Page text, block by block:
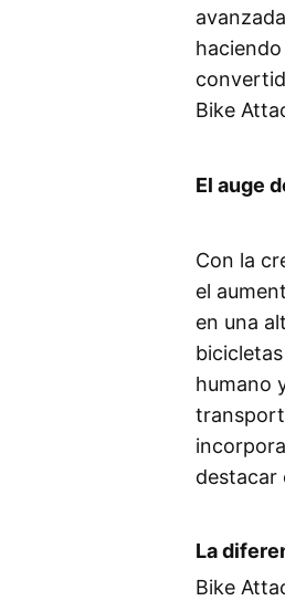
Bike
El auge
Con la
el
en una
humano
destacar
La
Bike